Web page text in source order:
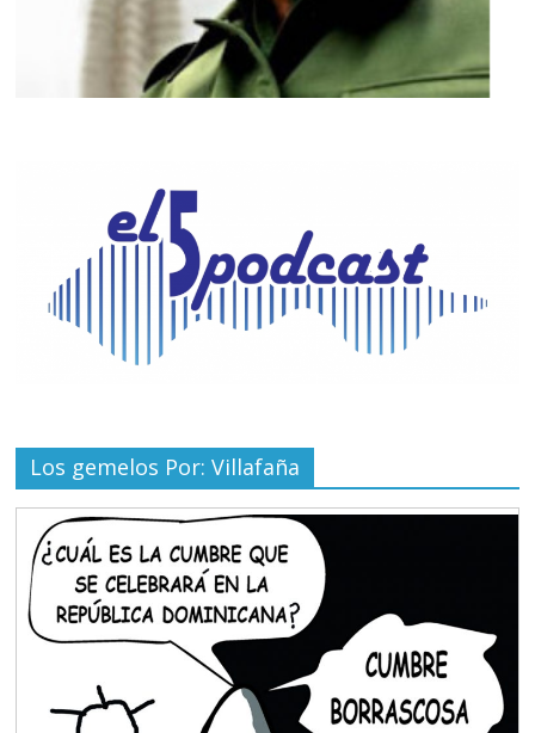
Los gemelos Por: Villafaña